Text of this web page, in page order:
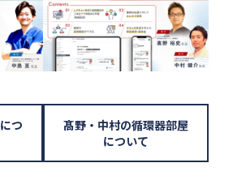
つ
髙野・中村の循環器部屋
について